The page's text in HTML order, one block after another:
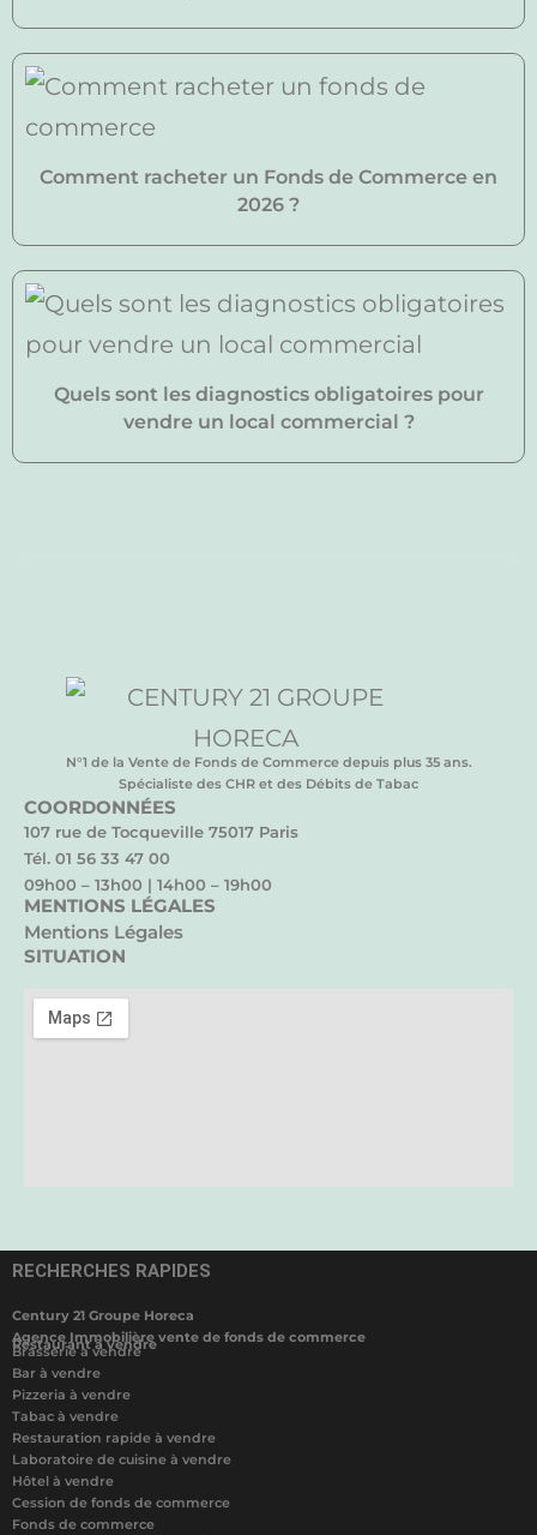
Comment racheter un Fonds de Commerce en
2026 ?
Quels sont les diagnostics obligatoires pour
vendre un local commercial ?
N°1 de la Vente de Fonds de Commerce depuis plus 35 ans.
Spécialiste des CHR et des Débits de Tabac
COORDONNÉES
107 rue de Tocqueville 75017 Paris
Tél. 01 56 33 47 00
09h00 – 13h00 | 14h00 – 19h00
MENTIONS LÉGALES
Mentions Légales
SITUATION
RECHERCHES RAPIDES
Century 21 Groupe Horeca
Agence Immobilière vente de fonds de commerce
Restaurant à vendre
Brasserie à vendre
Bar à vendre
Pizzeria à vendre
Tabac à vendre
Restauration rapide à vendre
Laboratoire de cuisine à vendre
Hôtel à vendre
Cession de fonds de commerce
Fonds de commerce